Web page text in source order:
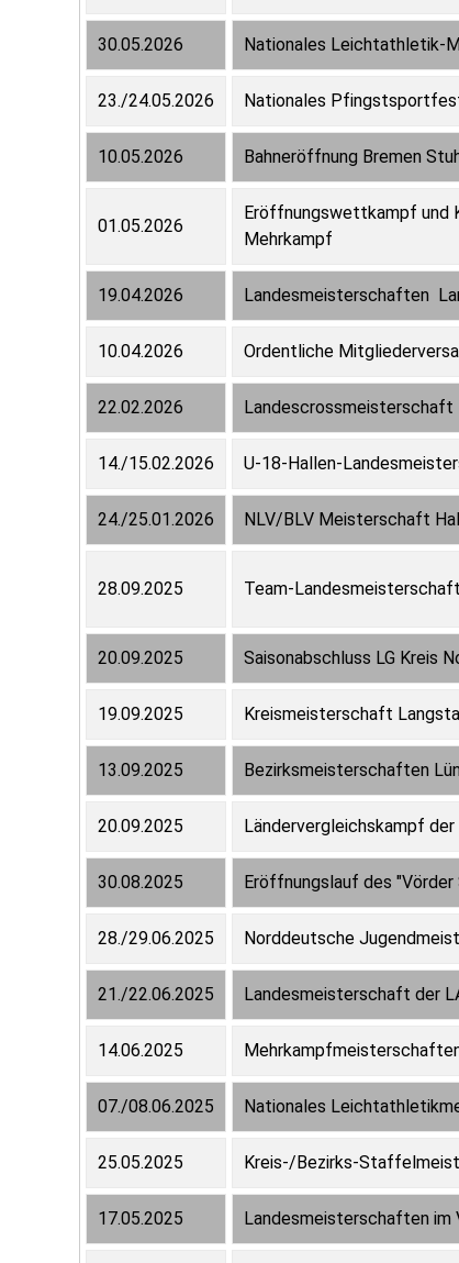
30.05.2026 Nationales Leichtathletik-
23./24.05.2026 Nationales
10.05.2026 Bahneröffnung Bremen
01.05.2026
Eröffnungswettkampf und
Mehrkampf
19.04.2026 Landesmeisterschaften
10.04.2026 Ordentliche
22.02.2026 Landescrossmeisterschaft
14./15.02.2026 U-18-Hallen-
24./25.01.2026 NLV/BLV Meisterschaft
28.09.2025 Team-
20.09.2025 Saisonabschluss LG Kreis
19.09.2025 Kreismeisterschaft
13.09.2025 Bezirksmeisterschaften
20.09.2025 Ländervergleichskampf
30.08.2025 Eröffnungslauf des
28./29.06.2025 Norddeutsche
21./22.06.2025 Landesmeisterschaft der
14.06.2025
07./08.06.2025 Nationales
25.05.2025 Kreis-/Bezirks-
17.05.2025 Landesmeisterschaften im